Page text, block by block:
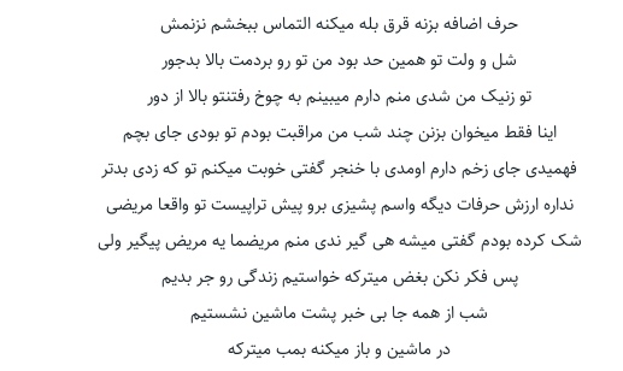
حرف اضافه بزنه قرق بله میکنه التماس ببخشم نزنمش
شل و ولت تو همین حد بود من تو رو بردمت بالا بدجور
تو زنیک من شدی منم دارم میبینم به چوخ رفتنتو بالا از دور
اینا فقط میخوان بزنن چند شب من مراقبت بودم تو بودی جای بچم
فهمیدی جای زخم دارم اومدی با خنجر گفتی خوبت میکنم تو که زدی بدتر
نداره ارزش حرفات دیگه واسم پشیزی برو پیش تراپیست تو واقعا مریضی
شک کرده بودم گفتی میشه هی گیر ندی منم مریضما یه مریض پیگیر ولی
پس فکر نکن بغض میترکه خواستیم زندگی رو جر بدیم
شب از همه جا بی خبر پشت ماشین نشستیم
در ماشین و باز میکنه بمب میترکه